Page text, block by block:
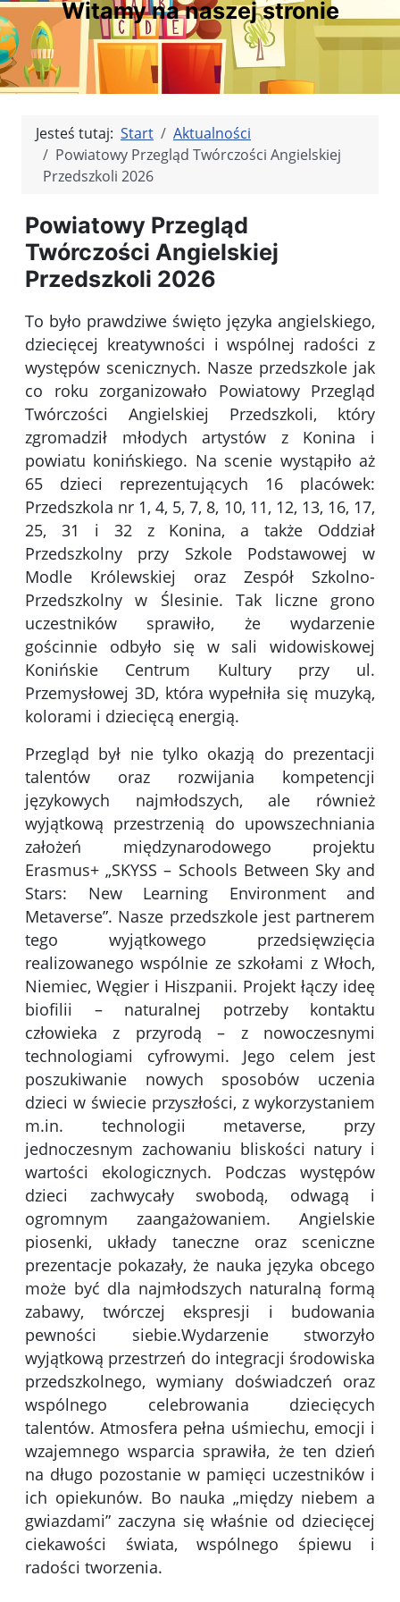
Witamy na naszej stronie
Jesteś tutaj: Start
Aktualności
Powiatowy Przegląd Twórczości Angielskiej
Przedszkoli 2026
Powiatowy Przegląd
Twórczości Angielskiej
Przedszkoli 2026
To było prawdziwe święto języka angielskiego,
dziecięcej kreatywności i wspólnej radości z
występów scenicznych. Nasze przedszkole jak
co roku zorganizowało Powiatowy Przegląd
Twórczości Angielskiej Przedszkoli, który
zgromadził młodych artystów z Konina i
powiatu konińskiego. Na scenie wystąpiło aż
65 dzieci reprezentujących 16 placówek:
Przedszkola nr 1, 4, 5, 7, 8, 10, 11, 12, 13, 16, 17,
25, 31 i 32 z Konina, a także Oddział
Przedszkolny przy Szkole Podstawowej w
Modle Królewskiej oraz Zespół Szkolno-
Przedszkolny w Ślesinie. Tak liczne grono
uczestników sprawiło, że wydarzenie
gościnnie odbyło się w sali widowiskowej
Konińskie Centrum Kulturyprzy ul.
Przemysłowej 3D, która wypełniła się muzyką,
kolorami i dziecięcą energią.
Przegląd był nie tylko okazją do prezentacji
talentów oraz rozwijania kompetencji
językowych najmłodszych, ale również
wyjątkową przestrzenią do upowszechniania
założeń międzynarodowego projektu
Erasmus+ „SKYSS – Schools Between Sky and
Stars: New Learning Environment and
Metaverse”. Nasze przedszkole jest partnerem
tego wyjątkowego przedsięwzięcia
realizowanego wspólnie ze szkołami z Włoch,
Niemiec, Węgier i Hiszpanii. Projekt łączy ideę
biofilii – naturalnej potrzeby kontaktu
człowieka z przyrodą – z nowoczesnymi
technologiami cyfrowymi. Jego celem jest
poszukiwanie nowych sposobów uczenia
dzieci w świecie przyszłości, z wykorzystaniem
m.in. technologii metaverse, przy
jednoczesnym zachowaniu bliskości natury i
wartości ekologicznych. Podczas występów
dzieci zachwycały swobodą, odwagą i
ogromnym zaangażowaniem. Angielskie
piosenki, układy taneczne oraz sceniczne
prezentacje pokazały, że nauka języka obcego
może być dla najmłodszych naturalną formą
zabawy, twórczej ekspresji i budowania
pewności siebie.Wydarzenie stworzyło
wyjątkową przestrzeń do integracji środowiska
przedszkolnego, wymiany doświadczeń oraz
wspólnego celebrowania dziecięcych
talentów. Atmosfera pełna uśmiechu, emocji i
wzajemnego wsparcia sprawiła, że ten dzień
na długo pozostanie w pamięci uczestników i
ich opiekunów. Bo nauka „między niebem a
gwiazdami” zaczyna się właśnie od dziecięcej
ciekawości świata, wspólnego śpiewu i
radości tworzenia.